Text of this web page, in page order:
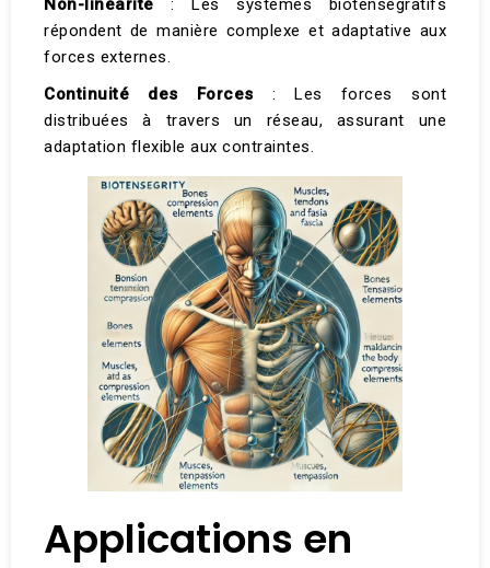
Non-linéarité : Les systèmes biotenségratifs
répondent de manière complexe et adaptative aux
forces externes.
Continuité des Forces : Les forces sont
distribuées à travers un réseau, assurant une
adaptation flexible aux contraintes​.
Applications en